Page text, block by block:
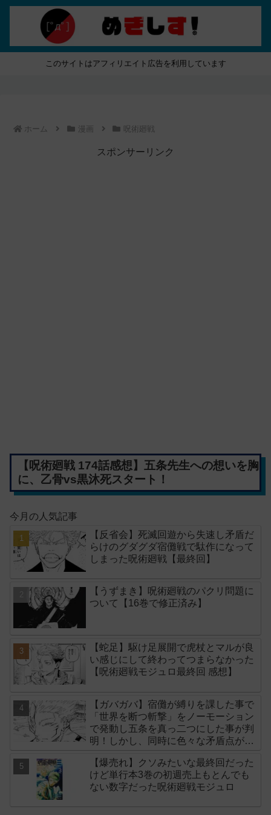
このサイトはアフィリエイト広告を利用しています
ホーム 漫画 呪術廻戦
スポンサーリンク
【呪術廻戦 174話感想】五条先生への想いを胸
に、乙骨vs黒沐死スタート！
今月の人気記事
【反省会】死滅回遊から失速し矛盾だ
らけのグダグダ宿儺戦で駄作になって
しまった呪術廻戦【最終回】
【うずまき】呪術廻戦のパクリ問題に
ついて【16巻で修正済み】
【蛇足】駆け足展開で虎杖とマルが良
い感じにして終わってつまらなかった
【呪術廻戦モジュロ最終回 感想】
【ガバガバ】宿儺が縛りを課した事で
「世界を断つ斬撃」をノーモーション
で発動し五条を真っ二つにした事が判
明！しかし、同時に色々な矛盾点が生
【爆売れ】クソみたいな最終回だった
けど単行本3巻の初週売上もとんでも
ない数字だった呪術廻戦モジュロ